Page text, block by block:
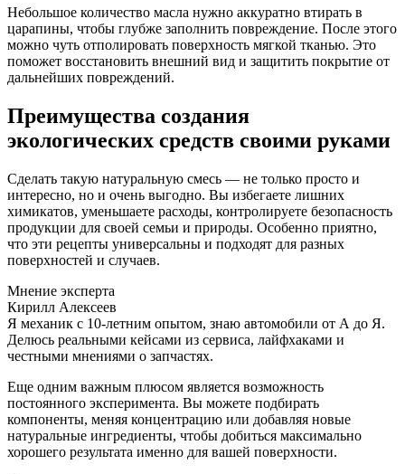
Небольшое количество масла нужно аккуратно втирать в
царапины, чтобы глубже заполнить повреждениe. После этого
можно чуть отполировать поверхность мягкой тканью. Это
поможет восстановить внешний вид и защитить покрытие от
дальнейших повреждений.
Преимущества создания
экологических средств своими руками
Сделать такую натуральную смесь — не только просто и
интересно, но и очень выгодно. Вы избегаете лишних
химикатов, уменьшаете расходы, контролируете безопасность
продукции для своей семьи и природы. Особенно приятно,
что эти рецепты универсальны и подходят для разных
поверхностей и случаев.
Мнение эксперта
Кирилл Алексеев
Я механик с 10-летним опытом, знаю автомобили от А до Я.
Делюсь реальными кейсами из сервиса, лайфхаками и
честными мнениями о запчастях.
Еще одним важным плюсом является возможность
постоянного эксперимента. Вы можете подбирать
компоненты, меняя концентрацию или добавляя новые
натуральные ингредиенты, чтобы добиться максимально
хорошего результата именно для вашей поверхности.